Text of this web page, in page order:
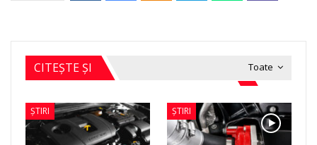
Toate
CITEȘTE ȘI
ȘTIRI ȘTIRI